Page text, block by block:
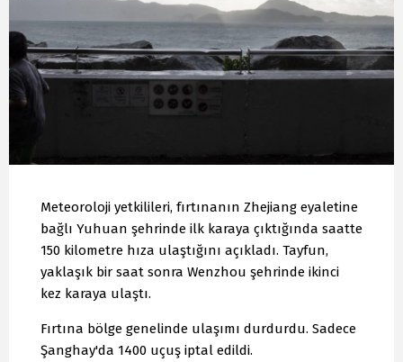
Meteoroloji yetkilileri, fırtınanın Zhejiang eyaletine
bağlı Yuhuan şehrinde ilk karaya çıktığında saatte
150 kilometre hıza ulaştığını açıkladı. Tayfun,
yaklaşık bir saat sonra Wenzhou şehrinde ikinci
kez karaya ulaştı.
Fırtına bölge genelinde ulaşımı durdurdu. Sadece
Şanghay'da 1400 uçuş iptal edildi.